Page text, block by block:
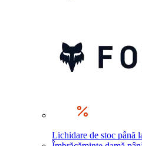
Lichidare de stoc până